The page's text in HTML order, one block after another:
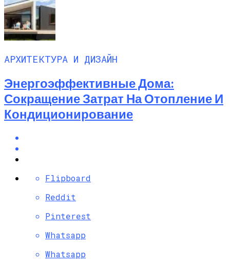
АРХИТЕКТУРА И ДИЗАЙН
Энергоэффективные Дома:
Сокращение Затрат На Отопление И
Кондиционирование
Flipboard
Reddit
Pinterest
Whatsapp
Whatsapp